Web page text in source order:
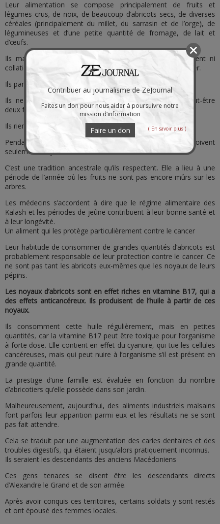
Leur alimentation se compose principalement de fruits et
légumes crus, de noix, de beaucoup d’abricots secs, de diverses
céréales (principalement du millet, du sarrasin et de l’orge), de
légumineuses et d’une petite quantité de fromage, de lait et
d’œufs.
Ils marchent beaucoup, mais mangent peu. Ils ne prennent ni
collation ni goûter. Seulement le petit-déjeuner et le déjeuner.
Ils parcourent chaque jour 15 à 20 km à pied.
Ils ne consomment que très rarement de la viande. Peut-être
deux fois par an, soit de l’agneau, soit du poulet.
Ils rient aussi beaucoup.
Pendant une certaine période, ils ne mangent rien, ils boivent
seulement du jus d’abricots secs.
C’est une tradition ancestrale qu’ils respectent. Elle a lieu à une
période de l’année où les fruits ne sont pas encore mûrs sur les
arbres.
Les médecins s’accordent à dire que le régime alimentaire des
Kalash et les périodes de jeûne contribuent à leur bonne santé et
à leur longévité.
Un aliment qui les protège particulièrement contre le cancer
Leur habitude de consommer de grandes quantités d’abricots est
probablement responsable de leur protection contre le cancer. Ce
ne sont pas tant les abricots eux-mêmes que les noyaux de leurs
pépins.
Les noyaux d’abricots sont en effet riches en vitamine B17, qui a
des effets anticancéreux. Ils produisent de l’huile à partir de ces
noyaux.
Ils consomment cette huile régulièrement, mais en petites
quantités, car la vitamine B17 peut être toxique pour l’organisme
à forte dose. Elle contient en effet du cyanure, qui tue les cellules
cancéreuses, mais qui peut nuire à l’organisme s’il est présent en
grande quantité.
La prestige d’une famille est évaluée en fonction du nombre
d’abricotiers qu’elle possède dans son jardin.
Malheureusement, aujourd’hui, des aliments industriels malsains
font parfois leur apparition parmi eux et les résultats ne se sont
pas fait attendre.
Cela se traduit par une augmentation des caries dentaires et des
troubles digestifs, qui étaient jusqu’alors pratiquement inconnus.
Ils seraient les descendants des anciens Macédoniens
Ces gens tenaces se disent être les descendants directs
d’Alexandre le Grand et de son armée.
Après avoir conquis ces territoires, certains soldats y sont restés
et ont épousé des femmes locales.
Contribuer au journalisme de ZeJournal
Faites un don pour nous aider à poursuivre notre
mission d’information
Faire un don ( En savoir plus )